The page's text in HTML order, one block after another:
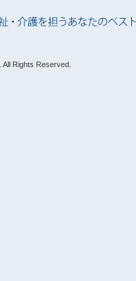
All Rights Reserved.